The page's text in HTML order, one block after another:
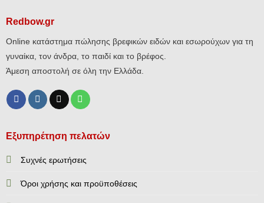
Redbow.gr
Online κατάστημα πώλησης βρεφικών ειδών και εσωρούχων για τη
γυναίκα, τον άνδρα, το παιδί και το βρέφος.
Άμεση αποστολή σε όλη την Ελλάδα.
Εξυπηρέτηση πελατών
Συχνές ερωτήσεις
Όροι χρήσης και προϋποθέσεις